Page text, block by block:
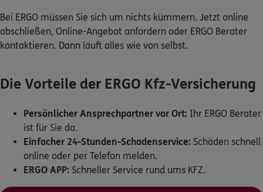
Schaden- oder Leistungsfall melden
Meine Versicherungen
Bei ERGO müssen Sie sich um nichts kümmern. Jetzt online
abschließen, Online-Angebot anfordern oder ERGO Berater
kontaktieren. Dann läuft alles wie von selbst.
Die Vorteile der ERGO Kfz-Versicherung
Persönlicher Ansprechpartner vor Ort: Ihr ERGO Berater
ist für Sie da.
Einfacher 24-Stunden-Schadenservice: Schäden schnell
online oder per Telefon melden.
ERGO APP: Schneller Service rund ums KFZ.